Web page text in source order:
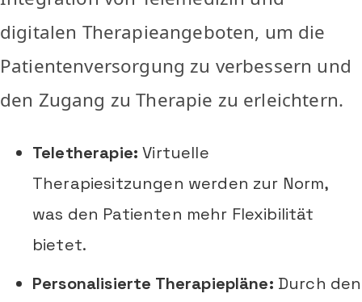
digitalen Therapieangeboten, um die
Patientenversorgung zu verbessern und
den Zugang zu Therapie zu erleichtern.
Teletherapie: Virtuelle
Therapiesitzungen werden zur Norm,
was den Patienten mehr Flexibilität
bietet.
Personalisierte Therapiepläne: Durch den